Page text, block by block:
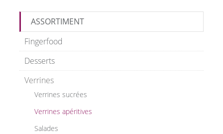
ASSORTIMENT
Fingerfood
Desserts
Verrines
Verrines sucrées
Verrines apéritives
Salades